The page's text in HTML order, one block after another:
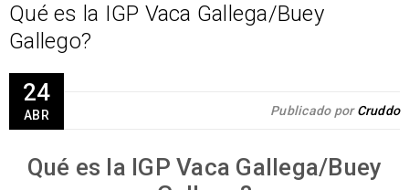
Qué es la IGP Vaca Gallega/Buey
Gallego?
24
ABR Publicado porCruddo
Qué es la IGP Vaca Gallega/Buey